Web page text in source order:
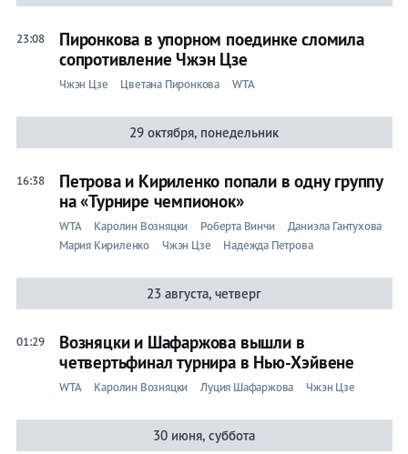
23:08
Пиронкова в упорном поединке сломила
сопротивление Чжэн Цзе
Чжэн Цзе Цветана Пиронкова WTA
29 октября, понедельник
16:38
Петрова и Кириленко попали в одну группу
на «Турнире чемпионок»
WTA Каролин Возняцки Роберта Винчи
Даниэла Гантухова
Мария Кириленко
Чжэн Цзе Надежда Петрова
23 августа, четверг
01:29
Возняцки и Шафаржова вышли в
четвертьфинал турнира в Нью-Хэйвене
WTA Каролин Возняцки Луция Шафаржова Чжэн Цзе
30 июня, суббота